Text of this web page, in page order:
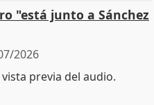
"está junto a Sánchez
2026